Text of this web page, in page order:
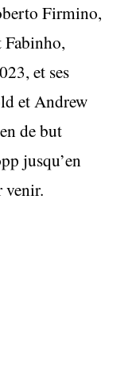
Firmino,
et ses
et Andrew
de but
jusqu’en